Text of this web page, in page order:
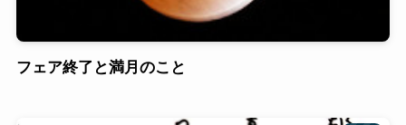
フェア終了と満月のこと